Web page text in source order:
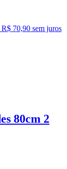
R$ 70,90 sem juros
80cm 2